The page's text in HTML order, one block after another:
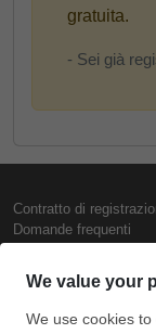
gratuita.
- Sei già
Contratto di
Domande frequenti
Contattaci
Termini di utilizzo